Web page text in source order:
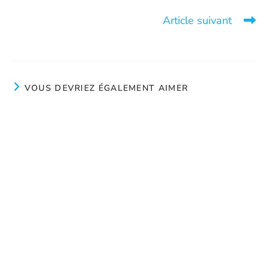
Article suivant
VOUS DEVRIEZ ÉGALEMENT AIMER